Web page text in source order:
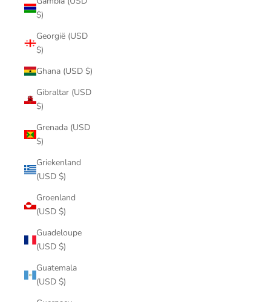
$)
Georgië (USD
$)
Ghana (USD $)
Gibraltar (USD
$)
Grenada (USD
$)
Griekenland
(USD $)
Groenland
(USD $)
Guadeloupe
(USD $)
Guatemala
(USD $)